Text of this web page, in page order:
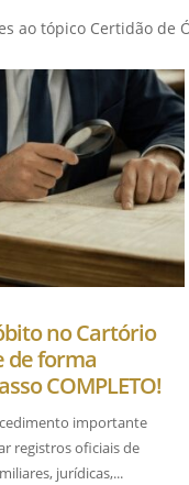
ao tópico Certidão de
no Cartório
de forma
COMPLETO!
importante
registros oficiais de
jurídicas,...